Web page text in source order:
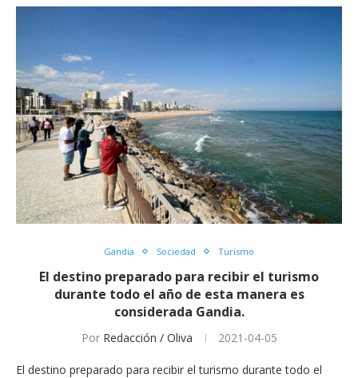
Gandia Sociedad Turismo
El destino preparado para recibir el turismo
durante todo el año de esta manera es
considerada Gandia.
Por Redacción / Oliva 2021-04-05
El destino preparado para recibir el turismo durante todo el